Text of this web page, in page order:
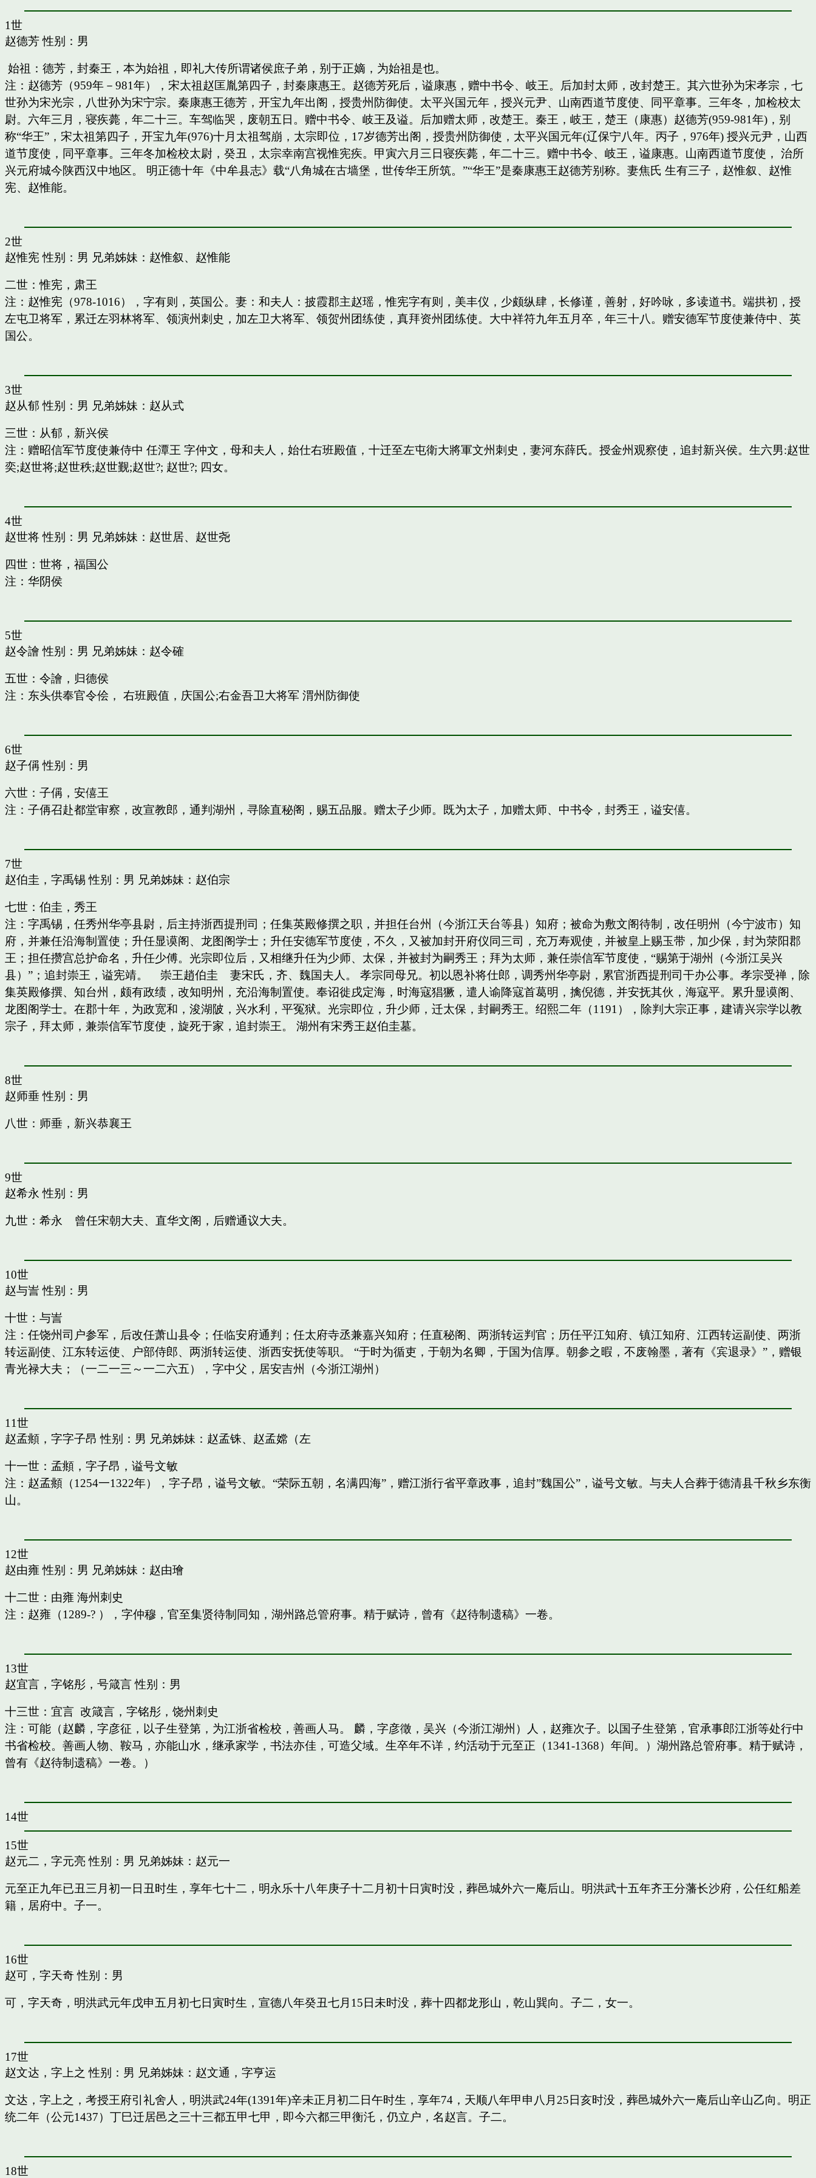
1世
赵德芳性别：男
始祖：德芳，封秦王，本为始祖，即礼大传所谓诸侯庶子弟，别于正嫡，为始祖是也。
注：赵德芳（959年－981年），宋太祖赵匡胤第四子，封秦康惠王。赵德芳死后，谥康惠，赠中书令、岐王。后加封太师，改封楚王。其六世孙为宋孝宗，七
世孙为宋光宗，八世孙为宋宁宗。秦康惠王德芳，开宝九年出阁，授贵州防御使。太平兴国元年，授兴元尹、山南西道节度使、同平章事。三年冬，加检校太
尉。六年三月，寝疾薨，年二十三。车驾临哭，废朝五日。赠中书令、岐王及谥。后加赠太师，改楚王。秦王，岐王，楚王（康惠）赵德芳(959-981年)，别
称“华王”，宋太祖第四子，开宝九年(976)十月太祖驾崩，太宗即位，17岁德芳出阁，授贵州防御使，太平兴国元年(辽保宁八年。丙子，976年) 授兴元尹，山西
道节度使，同平章事。三年冬加检校太尉，癸丑，太宗幸南宫视惟宪疾。甲寅六月三日寝疾薨，年二十三。赠中书令、岐王，谥康惠。山南西道节度使， 治所
兴元府城今陕西汉中地区。 明正德十年《中牟县志》载“八角城在古墙堡，世传华王所筑。”“华王”是秦康惠王赵德芳别称。妻焦氏 生有三子，赵惟叙、赵惟
宪、赵惟能。
2世
赵惟宪 性别：男 兄弟姊妹： 赵惟叙、 赵惟能
二世：惟宪，肃王
注：赵惟宪（978-1016），字有则，英国公。妻：和夫人：披霞郡主赵瑶，惟宪字有则，美丰仪，少颇纵肆，长修谨，善射，好吟咏，多读道书。端拱初，授
左屯卫将军，累迁左羽林将军、领演州刺史，加左卫大将军、领贺州团练使，真拜资州团练使。大中祥符九年五月卒，年三十八。赠安德军节度使兼侍中、英
国公。
3世
赵从郁 性别：男 兄弟姊妹： 赵从式
三世：从郁，新兴侯
注：赠昭信军节度使兼侍中 任潭王 字仲文，母和夫人，始仕右班殿值，十迁至左屯衛大將軍文州刺史，妻河东薛氏。授金州观察使，追封新兴侯。生六男:赵世
奕;赵世将;赵世秩;赵世觐;赵世?; 赵世?; 四女。
4世
赵世将性别：男 兄弟姊妹： 赵世居、 赵世尧
四世：世将，福国公
注：华阴侯
5世
赵令譮 性别：男 兄弟姊妹： 赵令確
五世：令譮，归德侯
注：东头供奉官令侩， 右班殿值，庆国公;右金吾卫大将军 渭州防御使
6世
赵子偁性别：男
六世：子偁，安僖王
注：子侢召赴都堂审察，改宣教郎，通判湖州，寻除直秘阁，赐五品服。赠太子少师。既为太子，加赠太师、中书令，封秀王，谥安僖。
7世
赵伯圭，字禹锡 性别：男 兄弟姊妹： 赵伯宗
七世：伯圭，秀王
注：字禹锡，任秀州华亭县尉，后主持浙西提刑司；任集英殿修撰之职，并担任台州（今浙江天台等县）知府；被命为敷文阁待制，改任明州（今宁波市）知
府，并兼任沿海制置使；升任显谟阁、龙图阁学士；升任安德军节度使，不久，又被加封开府仪同三司，充万寿观使，并被皇上赐玉带，加少保，封为荥阳郡
王；担任攒宫总护命名，升任少傅。光宗即位后，又相继升任为少师、太保，并被封为嗣秀王；拜为太师，兼任崇信军节度使，“赐第于湖州（今浙江吴兴
县）”；追封崇王，谥宪靖。 崇王趙伯圭 妻宋氏，齐、魏国夫人。 孝宗同母兄。初以恩补将仕郎，调秀州华亭尉，累官浙西提刑司干办公事。孝宗受禅，除
集英殿修撰、知台州，颇有政绩，改知明州，充沿海制置使。奉诏徙戌定海，时海寇猖獗，遣人谕降寇首葛明，擒倪德，并安抚其伙，海寇平。累升显谟阁、
龙图阁学士。在郡十年，为政宽和，浚湖陂，兴水利，平冤狱。光宗即位，升少师，迁太保，封嗣秀王。绍熙二年（1191），除判大宗正事，建请兴宗学以教
宗子，拜太师，兼崇信军节度使，旋死于家，追封崇王。 湖州有宋秀王赵伯圭墓。
8世
赵师垂性别：男
八世：师垂，新兴恭襄王
9世
赵希永 性别：男
九世：希永 曾任宋朝大夫、直华文阁，后赠通议大夫。
10世
赵与訔性别：男
十世：与訔
注：任饶州司户参军，后改任萧山县令；任临安府通判；任太府寺丞兼嘉兴知府；任直秘阁、两浙转运判官；历任平江知府、镇江知府、江西转运副使、两浙
转运副使、江东转运使、户部侍郎、两浙转运使、浙西安抚使等职。 “于时为循吏，于朝为名卿，于国为信厚。朝参之暇，不废翰墨，著有《宾退录》”，赠银
青光禄大夫；（一二一三～一二六五），字中父，居安吉州（今浙江湖州）
11世
赵孟頫，字字子昂 性别：男 兄弟姊妹： 赵孟铢、 赵孟嫦（左
十一世：孟頫，字子昂，谥号文敏
注：赵孟頫（1254一1322年），字子昂，谥号文敏。“荣际五朝，名满四海”，赠江浙行省平章政事，追封”魏国公”，谥号文敏。与夫人合葬于德清县千秋乡东衡
山。
12世
赵由雍 性别：男 兄弟姊妹： 赵由璯
十二世：由雍 海州刺史
注：赵雍（1289-? ），字仲穆，官至集贤待制同知，湖州路总管府事。精于赋诗，曾有《赵待制遗稿》一卷。
13世
赵宜言，字铭彤，号箴言性别：男
十三世：宜言 改箴言，字铭彤，饶州刺史
注：可能（赵麟，字彦征，以子生登第，为江浙省检校，善画人马。 麟，字彦徵，吴兴（今浙江湖州）人，赵雍次子。以国子生登第，官承事郎江浙等处行中
书省检校。善画人物、鞍马，亦能山水，继承家学，书法亦佳，可造父域。生卒年不详，约活动于元至正（1341-1368）年间。）湖州路总管府事。精于赋诗，
曾有《赵待制遗稿》一卷。）
14世
15世
赵元二，字元亮 性别：男 兄弟姊妹： 赵元一
元至正九年已丑三月初一日丑时生，享年七十二，明永乐十八年庚子十二月初十日寅时没，葬邑城外六一庵后山。明洪武十五年齐王分藩长沙府，公任红船差
籍，居府中。子一。
16世
赵可，字天奇性别：男
可，字天奇，明洪武元年戊申五月初七日寅时生，宣德八年癸丑七月15日未时没，葬十四都龙形山，乾山巽向。子二，女一。
17世
赵文达，字上之 性别：男 兄弟姊妹： 赵文通，字亨运
文达，字上之，考授王府引礼舍人，明洪武24年(1391年)辛未正月初二日午时生，享年74，天顺八年甲申八月25日亥时没，葬邑城外六一庵后山辛山乙向。明正
统二年（公元1437）丁巳迁居邑之三十三都五甲七甲，即今六都三甲衡汑，仍立户，名赵言。子二。
18世